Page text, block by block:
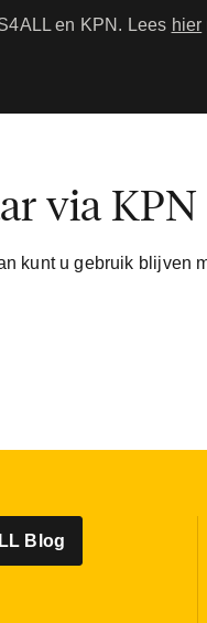
en KPN. Lees hier
via KPN
kunt u gebruik blijven
Blog